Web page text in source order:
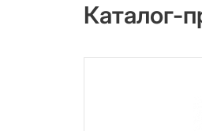
Каталог-